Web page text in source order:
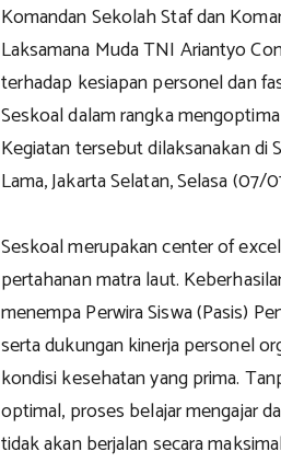
Komandan Sekolah Staf dan
Laksamana Muda TNI Ariantyo
terhadap kesiapan personel dan
Seskoal dalam rangka
Kegiatan tersebut dilaksanakan di
Lama, Jakarta Selatan, Selasa
Seskoal merupakan center of
pertahanan matra laut.
menempa Perwira Siswa (Pasis)
serta dukungan kinerja personel
kondisi kesehatan yang prima.
optimal, proses belajar mengajar
tidak akan berjalan secara